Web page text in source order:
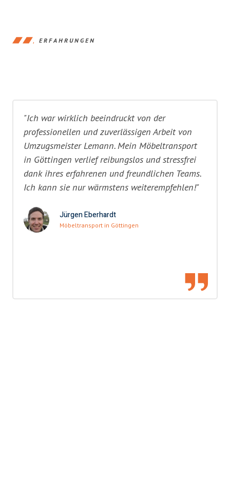
ERFAHRUNGEN
"Ich war wirklich beeindruckt von der
professionellen und zuverlässigen Arbeit von
Umzugsmeister Lemann. Mein Möbeltransport
in Göttingen verlief reibungslos und stressfrei
dank ihres erfahrenen und freundlichen Teams.
Ich kann sie nur wärmstens weiterempfehlen!"
Jürgen Eberhardt
Möbeltransport in Göttingen